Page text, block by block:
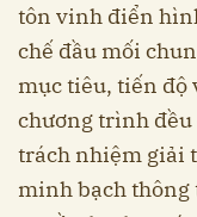
tôn vinh điển
chế đầu mối
mục tiêu, tiến độ
chương trình đều
trách nhiệm giải
minh bạch thông